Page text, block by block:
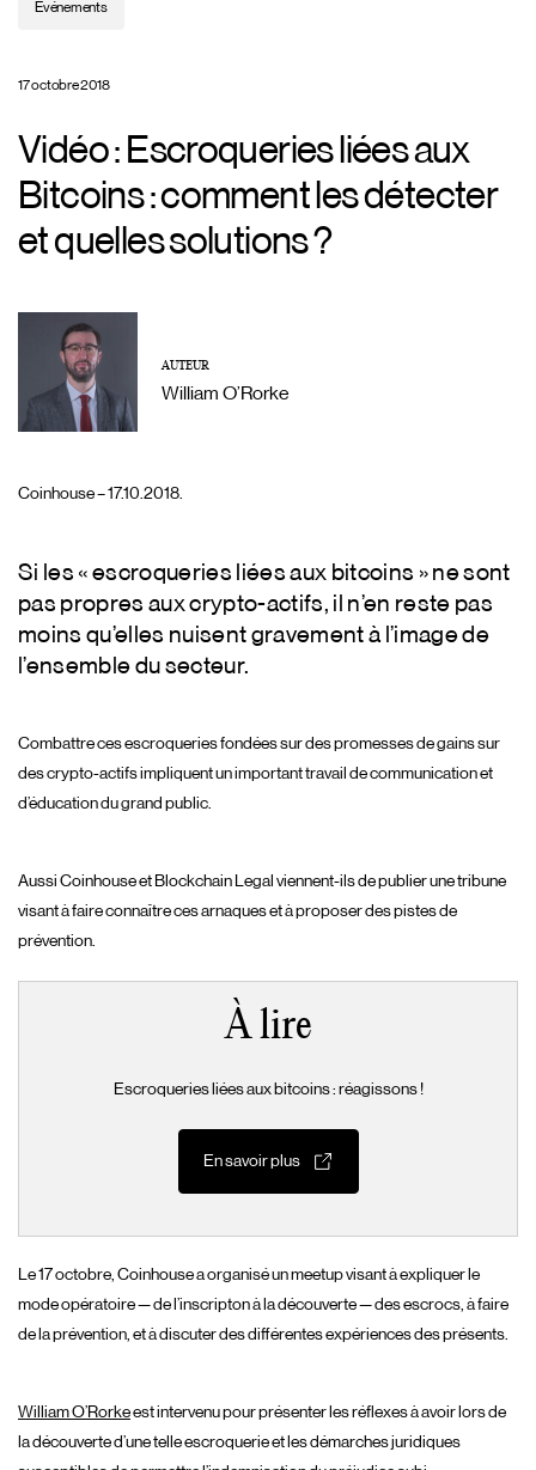
Evénements
17 octobre 2018
Vidéo : Escroqueries liées aux
Bitcoins : comment les détecter
et quelles solutions ?
AUTEUR
William O’Rorke
Coinhouse – 17.10.2018.
Si les « escroqueries liées aux bitcoins » ne sont
pas propres aux crypto-actifs, il n’en reste pas
moins qu’elles nuisent gravement à l’image de
l’ensemble du secteur.
Combattre ces escroqueries fondées sur des promesses de gains sur
des crypto-actifs impliquent un important travail de communication et
d’éducation du grand public.
Aussi Coinhouse et Blockchain Legal viennent-ils de publier une tribune
visant à faire connaître ces arnaques et à proposer des pistes de
prévention.
À lire
Escroqueries liées aux bitcoins : réagissons !
En savoir plus
Le 17 octobre, Coinhouse a organisé un meetup visant à expliquer le
mode opératoire — de l’inscripton à la découverte — des escrocs, à faire
de la prévention, et à discuter des différentes expériences des présents.
William O’Rorkeest intervenu pour présenter les réflexes à avoir lors de
la découverte d’une telle escroquerie et les démarches juridiques